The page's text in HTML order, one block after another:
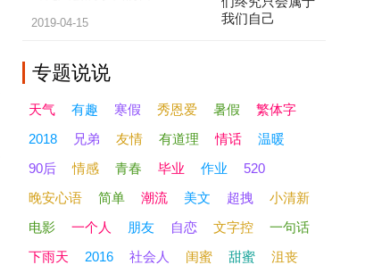
2019-04-15
专题说说
天气 有趣 寒假 秀恩爱 暑假
繁体字
2018
兄弟 友情 有道理 情话
温暖
90后
情感 青春 毕业 作业
520
晚安心语
简单 潮流 美文 超拽
小清新
电影
一个人 朋友 自恋 文字控
一句话
下雨天
2016 社会人 闺蜜 甜蜜
沮丧